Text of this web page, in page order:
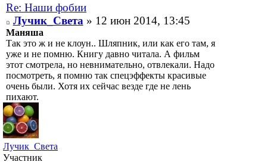
Re: Наши фобии
Лучик_Света » 12 июн 2014, 13:45
Маняша
Так это ж и не клоун.. Шляпник, или как его там, я
уже и не помню. Книгу давно читала. А фильм
этот смотрела, но невнимательно, отвлекали. Надо
посмотреть, я помню так спецэффекты красивые
очень были. Хотя их сейчас везде где не лень
пихают.
Лучик_Света
Участник